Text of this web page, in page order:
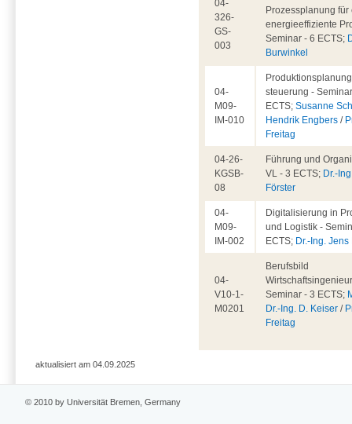
04-
326-
GS-
003
Prozessplanung für
energieeffiziente
Seminar - 6 ECTS;
Burwinkel
04-
M09-
IM-010
steuerung -
ECTS;Susanne
Hendrik Engbers /
Freitag
04-26-
KGSB-
08
Führung und
VL - 3 ECTS; Dr.-
Förster
04-
M09-
IM-002
Digitalisierung in
und Logistik -
ECTS; Dr.-Ing. Jens
04-
V10-1-
M0201
Berufsbild
Seminar - 3 ECTS;
Dr.-Ing. D. Keiser /
Freitag
aktualisiert am 04.09.2025
© 2010 by Universität Bremen, Germany